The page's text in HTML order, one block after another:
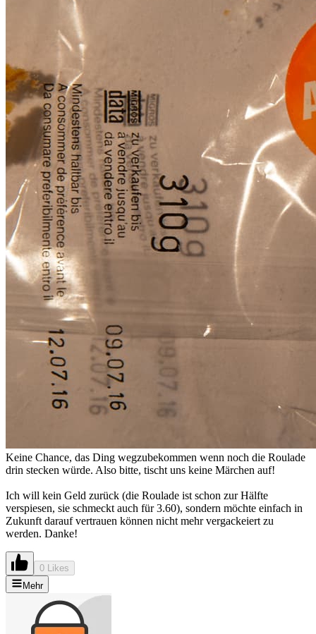
Keine Chance, das Ding wegzubekommen wenn noch die Roulade
drin stecken würde. Also bitte, tischt uns keine Märchen auf!
Ich will kein Geld zurück (die Roulade ist schon zur Hälfte
verspiesen, sie schmeckt auch für 3.60), sondern möchte einfach in
Zukunft darauf vertrauen können nicht mehr vergackeiert zu
werden. Danke!
0 Likes
Mehr